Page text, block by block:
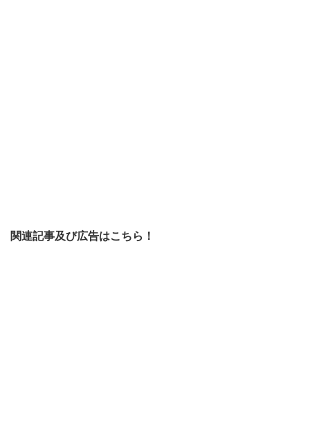
関連記事及び広告はこちら！